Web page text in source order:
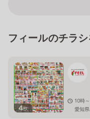
フィールのチラ
4枚
10時
愛知